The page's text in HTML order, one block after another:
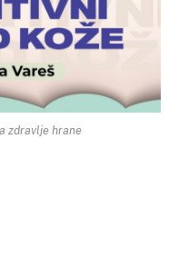
zdravlje hrane